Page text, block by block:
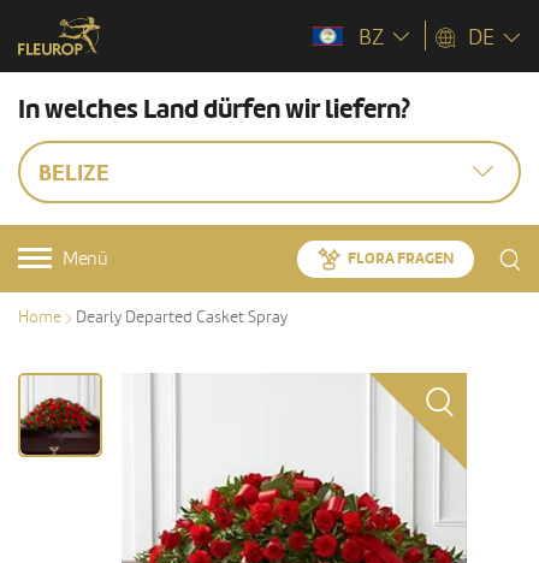
BZ DE
In welches Land dürfen wir liefern?
BELIZE
Menü FLORA FRAGEN
Home Dearly Departed Casket Spray